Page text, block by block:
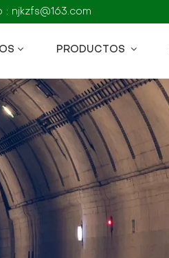
njkzfs@163.com
PRODUCTOS